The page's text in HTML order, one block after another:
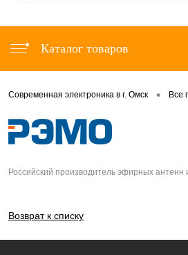
Каталог товаров
Современная электроника в г. Омск • Все
Российский производитель эфирных антенн
Возврат к списку